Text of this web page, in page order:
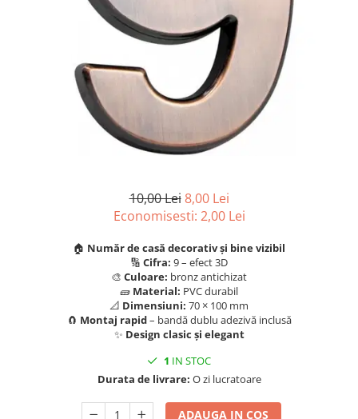
Sfoara si franghii
Suruburi, dibluri si accesorii
Mufe si conectori irigare
Panouri si elemente gard
Pavaje si borduri
Programatoare stropire
Termometre Meteo
Pentru toaleta si wc
Pentru toate suprafetele
Solutii pentru suprafetele din lemn
Solutii specializate
Solutii profesionale pentru
Solutii professionale pentru
10,00 Lei 8,00 Lei
Economisesti: 2,00 Lei
🏠 Număr de casă decorativ și bine vizibil
🔢 Cifra: 9 – efect 3D
🎨 Culoare: bronz antichizat
🧱 Material: PVC durabil
📐 Dimensiuni: 70 × 100 mm
🧲 Montaj rapid– bandă dublu adezivă inclusă
✨ Design clasic și elegant
1 IN STOC
Durata de livrare: O zi lucratoare
ADAUGA IN COS